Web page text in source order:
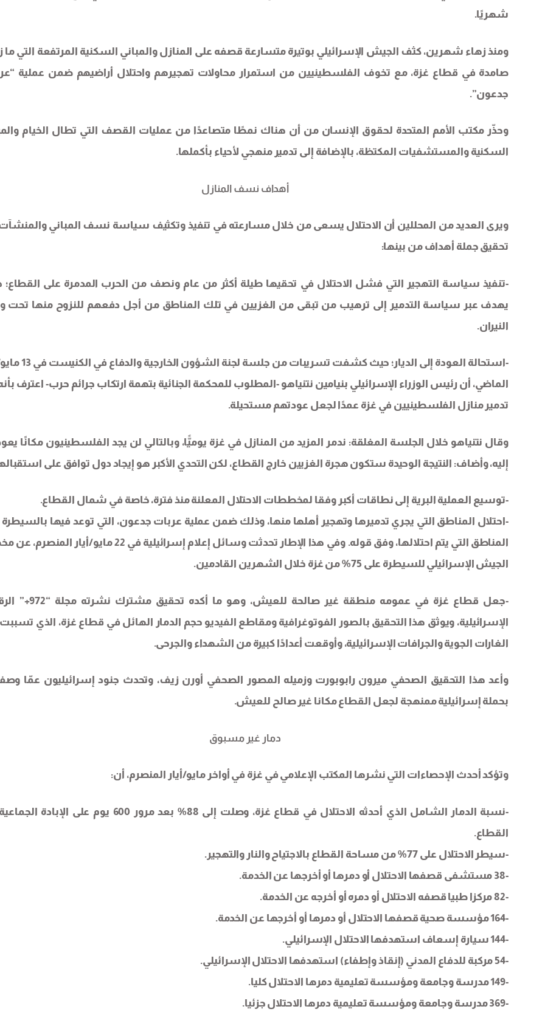
شهريًا.
ومنذ زهاء شهرين، كثف الجيش الإسرائيلي بوتيرة متسارعة قصفه على المنازل والمباني السكنية المرتفعة التي ما
صامدة في قطاع غزة، مع تخوف الفلسطينيين من استمرار محاولات تهجيرهم واحتلال أراضيهم ضمن عملية
جدعون”.
وحذّر مكتب الأمم المتحدة لحقوق الإنسان من أن هناك نمطًا متصاعدًا من عمليات القصف التي تطال الخيام
السكنية والمستشفيات المكتظة، بالإضافة إلى تدمير منهجي لأحياء بأكملها.
أهداف نسف المنازل
ويرى العديد من المحللين أن الاحتلال يسعى من خلال مسارعته في تنفيذ وتكثيف سياسة نسف المباني
تحقيق جملة أهداف من بينها:
-تنفيذ سياسة التهجير التي فشل الاحتلال في تحقيها طيلة أكثر من عام ونصف من الحرب المدمرة على
يهدف عبر سياسة التدمير إلى ترهيب من تبقى من الغزيين في تلك المناطق من أجل دفعهم للنزوح منها تحت
النيران.
-استحالة العودة إلى الديار؛ حيث كشفت تسريبات من جلسة
الماضي، أن رئيس الوزراء الإسرائيلي بنيامين نتنياهو -المطلوب للمحكمة الجنائية بتهمة ارتكاب جرائم حرب- اعترف
تدمير منازل الفلسطينيين في غزة عمدًا لجعل عودتهم مستحيلة.
وقال نتنياهو خلال الجلسة المغلقة: ندمر المزيد من المنازل في غزة يوميًّا، وبالتالي لن يجد الفلسطينيون مكانًا
إليه، وأضاف: النتيجة الوحيدة ستكون هجرة الغزيين خارج القطاع، لكن التحدي الأكبر هو إيجاد دول توافق على
-توسيع العملية البرية إلى نطاقات أكبر وفقا لمخططات الاحتلال المعلنة منذ فترة، خاصة في شمال القطاع.
-احتلال المناطق التي يجري تدميرها وتهجير أهلها منها، وذلك ضمن عملية عربات جدعون، التي توعد فيها
المناطق التي يتم احتلالها، وفق قوله. وفي هذا الإطار تحدثت وسائل إعلام إسرائيلية في 22 مايو/
الجيش الإسرائيلي للسيطرة على 75% من غزة خلال الشهرين القادمين.
-جعل قطاع غزة في عمومه منطقة غير صالحة للعيش، وهو ما
الإسرائيلية، ويوثق هذا التحقيق بالصور الفوتوغرافية ومقاطع الفيديو حجم الدمار الهائل في قطاع غزة، الذي
الغارات الجوية والجرافات الإسرائيلية، وأوقعت أعدادًا كبيرة من الشهداء والجرحى.
وأعد هذا التحقيق الصحفي ميرون رابوبورت وزميله المصور الصحفي أورن زيف، وتحدث جنود إسرائيليون عمّا
بحملة إسرائيلية ممنهجة لجعل القطاع مكانا غير صالح للعيش.
دمار غير مسبوق
وتؤكد أحدث الإحصاءات التي نشرها المكتب الإعلامي في غزة في أواخر مايو/أيار المنصرم، أن:
-نسبة الدمار الشامل الذي أحدثه الاحتلال في قطاع غزة، وصلت إلى 88% بعد مرور 600 يوم على
القطاع.
-سيطر الاحتلال على 77% من مساحة القطاع بالاجتياح والنار والتهجير.
-38 مستشفى قصفها الاحتلال أو دمرها أو أخرجها عن الخدمة.
-82 مركزا طبيا قصفه الاحتلال أو دمره أو أخرجه عن الخدمة.
-164 مؤسسة صحية قصفها الاحتلال أو دمرها أو أخرجها عن الخدمة.
-144 سيارة إسعاف استهدفها الاحتلال الإسرائيلي.
-54 مركبة للدفاع المدني (إنقاذ وإطفاء) استهدفها الاحتلال الإسرائيلي.
-149 مدرسة وجامعة ومؤسسة تعليمية دمرها الاحتلال كليا.
-369 مدرسة وجامعة ومؤسسة تعليمية دمرها الاحتلال جزئيا.